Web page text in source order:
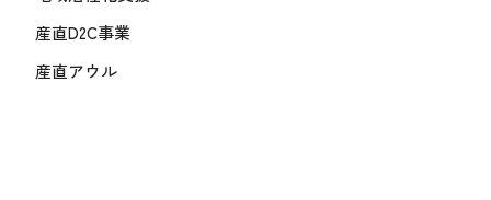
産直D2C事業
産直アウル